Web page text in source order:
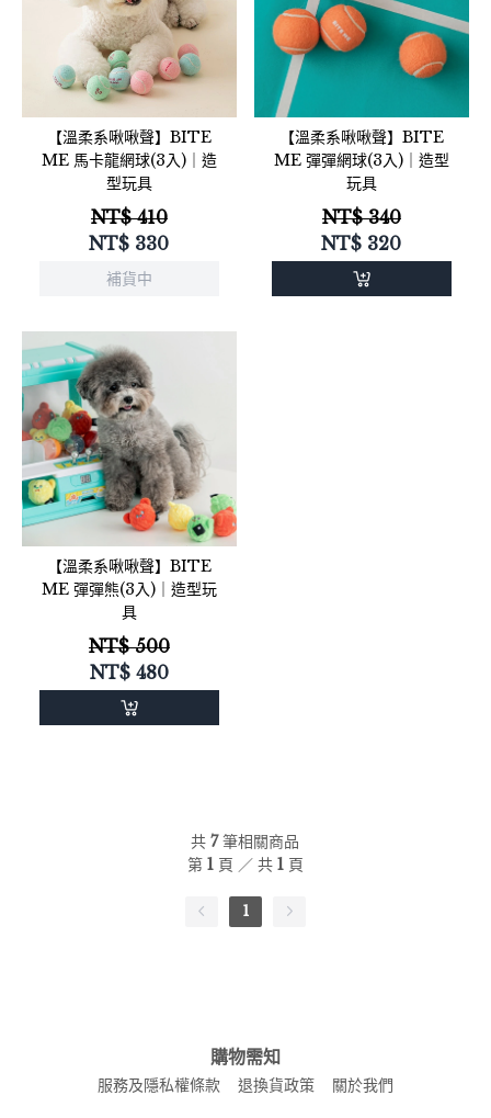
【溫柔系啾啾聲】BITE
ME 馬卡龍網球(3入)｜造
型玩具
NT$ 410
NT$ 330
補貨中
【溫柔系啾啾聲】BITE
ME 彈彈網球(3入)｜造型
玩具
NT$ 340
NT$ 320
【溫柔系啾啾聲】BITE
ME 彈彈熊(3入)｜造型玩
具
NT$ 500
NT$480
共7筆相關商品
第 1頁 ／ 共 1頁
1
購物需知
服務及隱私權條款 退換貨政策 關於我們